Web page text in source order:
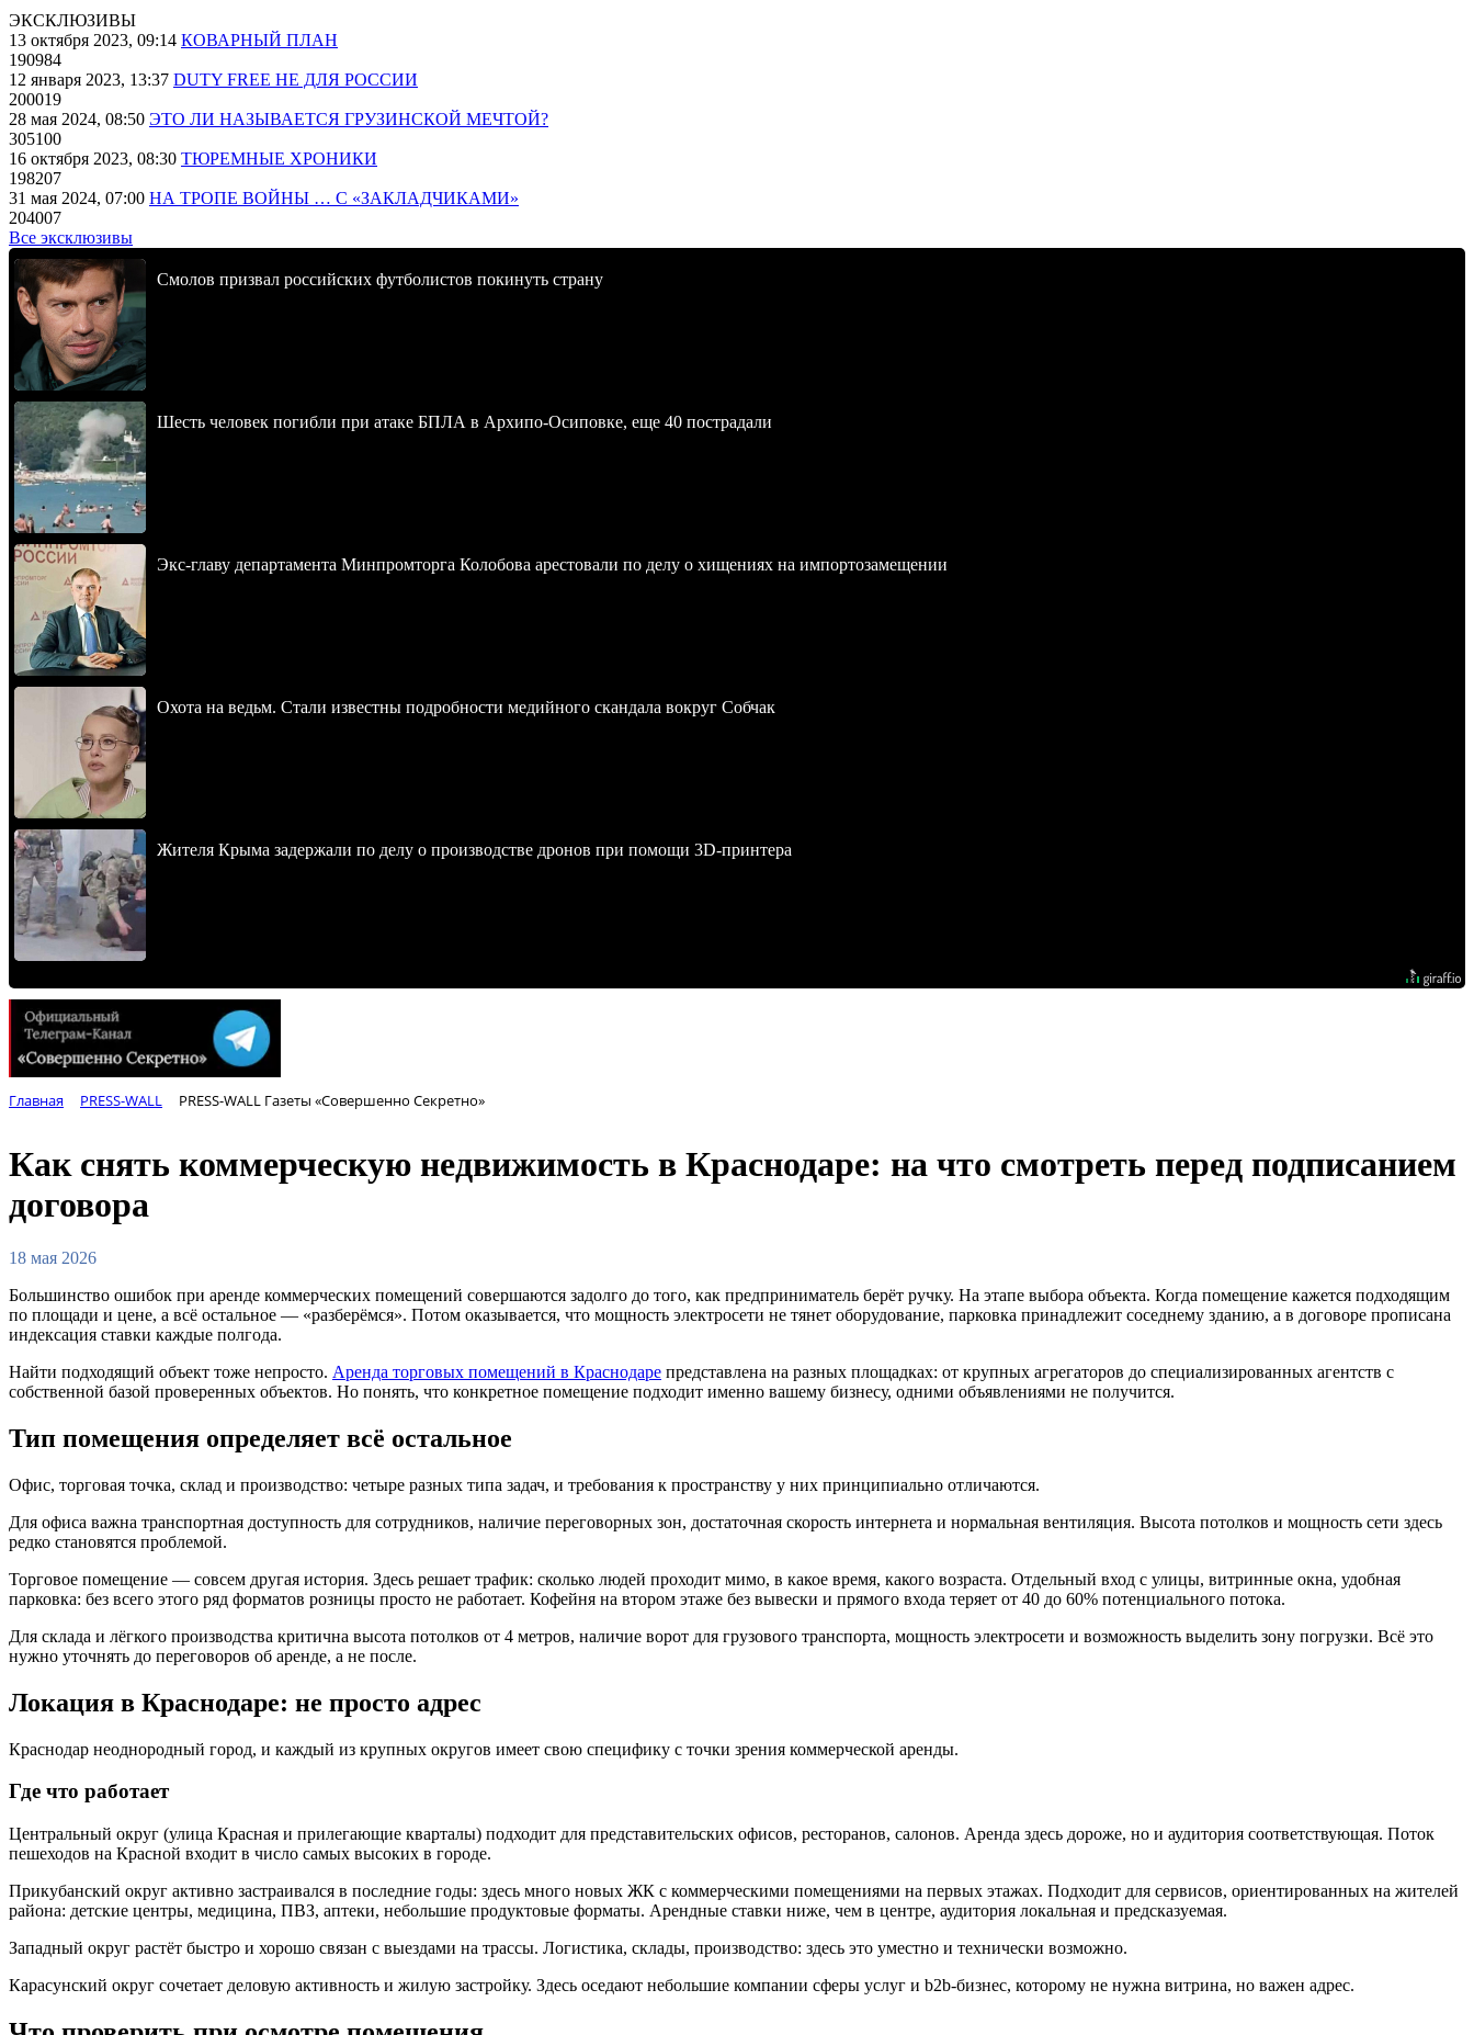
ЭКСКЛЮЗИВЫ
13 октября 2023, 09:14 КОВАРНЫЙ ПЛАН
190984
12 января 2023, 13:37 DUTY FREE НЕ ДЛЯ РОССИИ
200019
28 мая 2024, 08:50 ЭТО ЛИ НАЗЫВАЕТСЯ ГРУЗИНСКОЙ МЕЧТОЙ?
305100
16 октября 2023, 08:30 ТЮРЕМНЫЕ ХРОНИКИ
198207
31 мая 2024, 07:00 НА ТРОПЕ ВОЙНЫ … С «ЗАКЛАДЧИКАМИ»
204007
Все эксклюзивы
Смолов призвал российских футболистов покинуть страну
Шесть человек погибли при атаке БПЛА в Архипо-Осиповке, еще 40 пострадали
Экс-главу департамента Минпромторга Колобова арестовали по делу о хищениях на импортозамещении
Охота на ведьм. Стали известны подробности медийного скандала вокруг Собчак
Жителя Крыма задержали по делу о производстве дронов при помощи 3D‑принтера
Главная PRESS-WALL PRESS-WALL Газеты «Совершенно Секретно»
Как снять коммерческую недвижимость в Краснодаре: на что смотреть перед подписанием
договора
18 мая 2026
Большинство ошибок при аренде коммерческих помещений совершаются задолго до того, как предприниматель берёт ручку. На этапе выбора объекта. Когда помещение кажется подходящим
по площади и цене, а всё остальное — «разберёмся». Потом оказывается, что мощность электросети не тянет оборудование, парковка принадлежит соседнему зданию, а в договоре прописана
индексация ставки каждые полгода.
Найти подходящий объект тоже непросто. Аренда торговых помещений в Краснодаре представлена на разных площадках: от крупных агрегаторов до специализированных агентств с
собственной базой проверенных объектов. Но понять, что конкретное помещение подходит именно вашему бизнесу, одними объявлениями не получится.
Тип помещения определяет всё остальное
Офис, торговая точка, склад и производство: четыре разных типа задач, и требования к пространству у них принципиально отличаются.
Для офиса важна транспортная доступность для сотрудников, наличие переговорных зон, достаточная скорость интернета и нормальная вентиляция. Высота потолков и мощность сети здесь
редко становятся проблемой.
Торговое помещение — совсем другая история. Здесь решает трафик: сколько людей проходит мимо, в какое время, какого возраста. Отдельный вход с улицы, витринные окна, удобная
парковка: без всего этого ряд форматов розницы просто не работает. Кофейня на втором этаже без вывески и прямого входа теряет от 40 до 60% потенциального потока.
Для склада и лёгкого производства критична высота потолков от 4 метров, наличие ворот для грузового транспорта, мощность электросети и возможность выделить зону погрузки. Всё это
нужно уточнять до переговоров об аренде, а не после.
Локация в Краснодаре: не просто адрес
Краснодар неоднородный город, и каждый из крупных округов имеет свою специфику с точки зрения коммерческой аренды.
Где что работает
Центральный округ (улица Красная и прилегающие кварталы) подходит для представительских офисов, ресторанов, салонов. Аренда здесь дороже, но и аудитория соответствующая. Поток
пешеходов на Красной входит в число самых высоких в городе.
Прикубанский округ активно застраивался в последние годы: здесь много новых ЖК с коммерческими помещениями на первых этажах. Подходит для сервисов, ориентированных на жителей
района: детские центры, медицина, ПВЗ, аптеки, небольшие продуктовые форматы. Арендные ставки ниже, чем в центре, аудитория локальная и предсказуемая.
Западный округ растёт быстро и хорошо связан с выездами на трассы. Логистика, склады, производство: здесь это уместно и технически возможно.
Карасунский округ сочетает деловую активность и жилую застройку. Здесь оседают небольшие компании сферы услуг и b2b-бизнес, которому не нужна витрина, но важен адрес.